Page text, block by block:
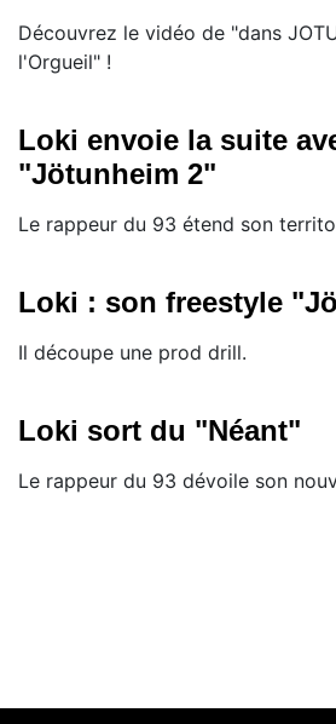
Découvrez le vidéo de "dans
l'Orgueil" !
Loki envoie la suite
"Jötunheim 2"
Le rappeur du 93 étend son
Loki : son freestyle
Il découpe une prod drill.
Loki sort du "Néant"
Le rappeur du 93 dévoile son